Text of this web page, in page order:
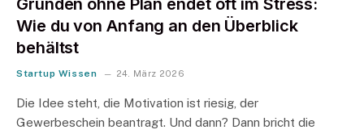
Gründen ohne Plan endet oft im Stress:
Wie du von Anfang an den Überblick
behältst
Startup Wissen 24. März 2026
Die Idee steht, die Motivation ist riesig, der
Gewerbeschein beantragt. Und dann? Dann bricht die